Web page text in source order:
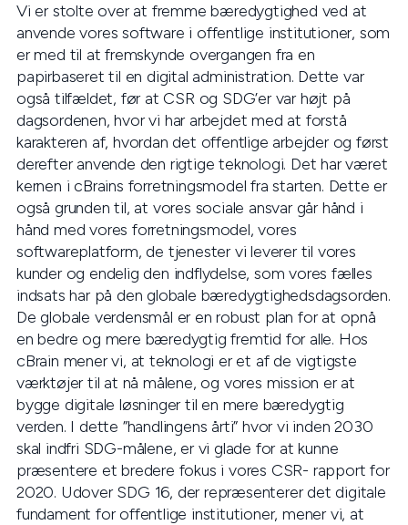
Vi er stolte over at fremme bæredygtighed ved at
anvende vores software i offentlige institutioner, som
er med til at fremskynde overgangen fra en
papirbaseret til en digital administration. Dette var
også tilfældet, før at CSR og SDG’er var højt på
dagsordenen, hvor vi har arbejdet med at forstå
karakteren af, hvordan det offentlige arbejder og først
derefter anvende den rigtige teknologi. Det har været
kernen i cBrains forretningsmodel fra starten. Dette er
også grunden til, at vores sociale ansvar går hånd i
hånd med vores forretningsmodel, vores
softwareplatform, de tjenester vi leverer til vores
kunder og endelig den indflydelse, som vores fælles
indsats har på den globale bæredygtighedsdagsorden.
De globale verdensmål er en robust plan for at opnå
en bedre og mere bæredygtig fremtid for alle. Hos
cBrain mener vi, at teknologi er et af de vigtigste
værktøjer til at nå målene, og vores mission er at
bygge digitale løsninger til en mere bæredygtig
verden. I dette ”handlingens årti” hvor vi inden 2030
skal indfri SDG-målene, er vi glade for at kunne
præsentere et bredere fokus i vores CSR- rapport for
2020. Udover SDG 16, der repræsenterer det digitale
fundament for offentlige institutioner, mener vi, at